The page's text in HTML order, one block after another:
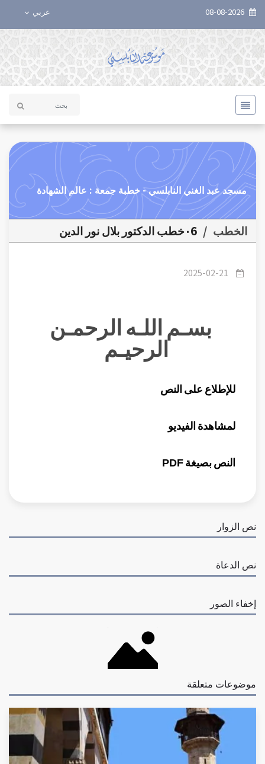
عربي
مسجد عبد الغني النابلسي - خطبة جمعة : عالم الشهادة
وعالم الغيب - نيابة عن الدكتور محمد راتب النابلسي
الخطب / ٠6خطب الدكتور بلال نور الدين
2025-02-21
بسـم اللـه الرحمـن
الرحيـم
للإطلاع على النص
لمشاهدة الفيديو
النص بصيغة PDF
نص الزوار
نص الدعاة
إخفاء الصور
موضوعات متعلقة